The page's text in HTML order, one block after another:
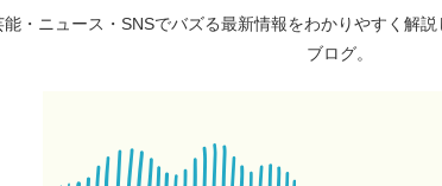
・ニュース・SNSでバズる最新情報をわかりやすく解
ブログ。